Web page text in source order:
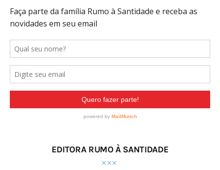
EDITORA RUMO À SANTIDADE